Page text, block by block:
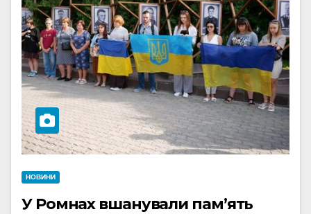
НОВИНИ
У Ромнах вшанували пам’ять